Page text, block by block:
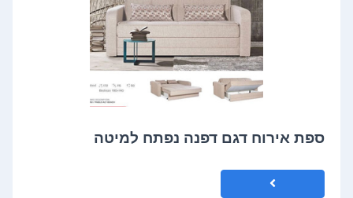
ספת אירוח דגם דפנה נפתח למיטה